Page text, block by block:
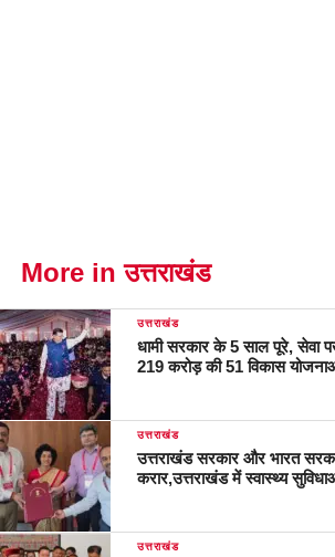
More in उत्तराखंड
उत्तराखंड
धामी सरकार के 5 साल पूरे, सेवा
219 करोड़ की 51 विकास
उत्तराखंड
उत्तराखंड सरकार और भारत
करार,उत्तराखंड में स्वास्थ्य
उत्तराखंड